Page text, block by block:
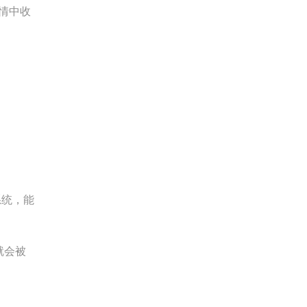
中收
，能
会被